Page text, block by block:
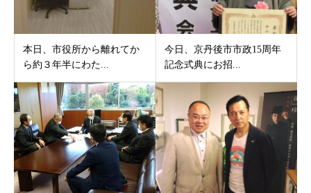
本日、市役所から離れてか
ら約３年半にわた...
今日、京丹後市市政15周年
記念式典にお招...